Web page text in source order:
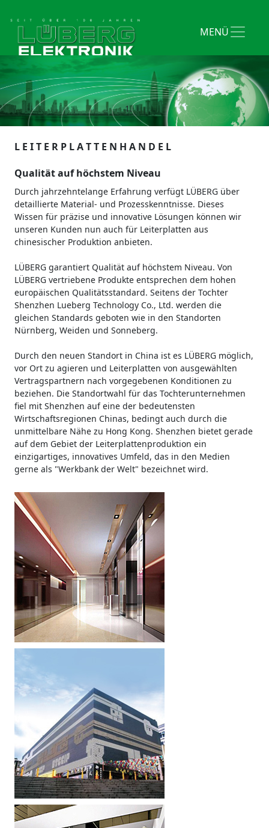
L E I T E R P L A T T E N H A N D E L
Qualität auf höchstem Niveau
Durch jahrzehntelange Erfahrung verfügt LÜBERG über
detaillierte Material- und Prozesskenntnisse. Dieses
Wissen für präzise und innovative Lösungen können wir
unseren Kunden nun auch für Leiterplatten aus
chinesischer Produktion anbieten.
LÜBERG garantiert Qualität auf höchstem Niveau. Von
LÜBERG vertriebene Produkte entsprechen dem hohen
europäischen Qualitätsstandard. Seitens der Tochter
Shenzhen Lueberg Technology Co., Ltd. werden die
gleichen Standards geboten wie in den Standorten
Nürnberg, Weiden und Sonneberg.
Durch den neuen Standort in China ist es LÜBERG möglich,
vor Ort zu agieren und Leiterplatten von ausgewählten
Vertragspartnern nach vorgegebenen Konditionen zu
beziehen. Die Standortwahl für das Tochterunternehmen
fiel mit Shenzhen auf eine der bedeutensten
Wirtschaftsregionen Chinas, bedingt auch durch die
unmittelbare Nähe zu Hong Kong. Shenzhen bietet gerade
auf dem Gebiet der Leiterplattenproduktion ein
einzigartiges, innovatives Umfeld, das in den Medien
gerne als "Werkbank der Welt" bezeichnet wird.